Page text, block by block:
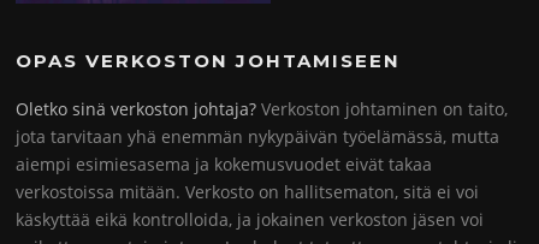
OPAS VERKOSTON JOHTAMISEEN
Oletko sinä verkoston johtaja? Verkoston johtaminen on taito,
jota tarvitaan yhä enemmän nykypäivän työelämässä, mutta
aiempi esimiesasema ja kokemusvuodet eivät takaa
verkostoissa mitään. Verkosto on hallitsematon, sitä ei voi
käskyttää eikä kontrolloida, ja jokainen verkoston jäsen voi